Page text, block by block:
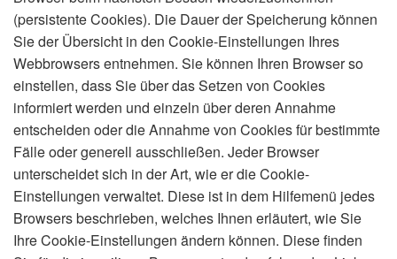
(persistente Cookies). Die Dauer der Speicherung können
Sie der Übersicht in den Cookie-Einstellungen Ihres
Webbrowsers entnehmen. Sie können Ihren Browser so
einstellen, dass Sie über das Setzen von Cookies
informiert werden und einzeln über deren Annahme
entscheiden oder die Annahme von Cookies für bestimmte
Fälle oder generell ausschließen. Jeder Browser
unterscheidet sich in der Art, wie er die Cookie-
Einstellungen verwaltet. Diese ist in dem Hilfemenü jedes
Browsers beschrieben, welches Ihnen erläutert, wie Sie
Ihre Cookie-Einstellungen ändern können. Diese finden